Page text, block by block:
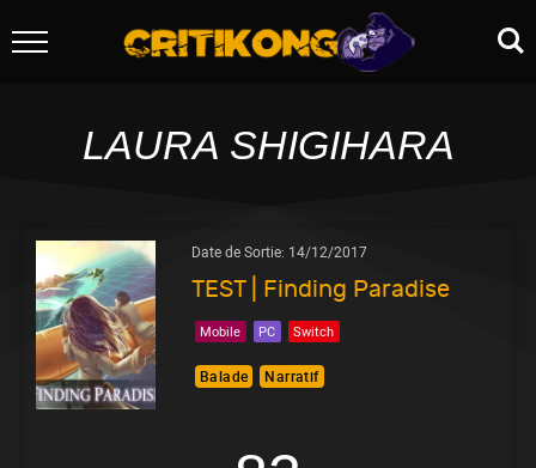
LAURA SHIGIHARA
Date de Sortie: 14/12/2017
TEST | Finding Paradise
Mobile PC Switch
Balade Narratif